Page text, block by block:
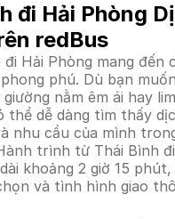
đi Hải Phòng
redBus
đi Hải Phòng mang đến
phú. Dù bạn
nằm êm ái hay
thể dễ dàng tìm thấy
nhu cầu của mình
trình từ Thái Bình
khoảng 2 giờ 15
và tình hình giao